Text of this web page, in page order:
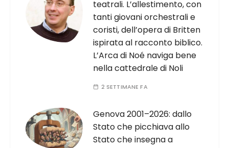
teatrali. L’allestimento, con
tanti giovani orchestrali e
coristi, dell’opera di Britten
ispirata al racconto biblico.
L’Arca di Noé naviga bene
nella cattedrale di Noli
2 SETTIMANE FA
Genova 2001–2026: dallo
Stato che picchiava allo
Stato che insegna a